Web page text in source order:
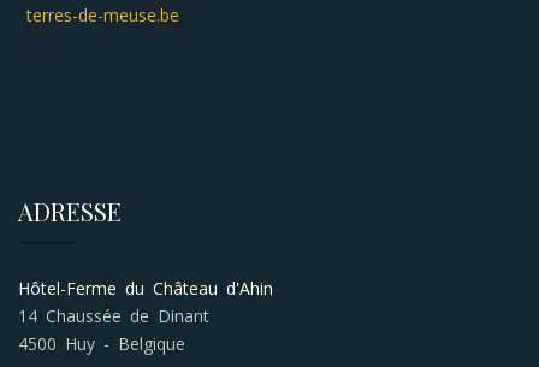
terres-de-meuse.be
ADRESSE
Hôtel-Ferme du Château d'Ahin
14 Chaussée de Dinant
4500 Huy - Belgique